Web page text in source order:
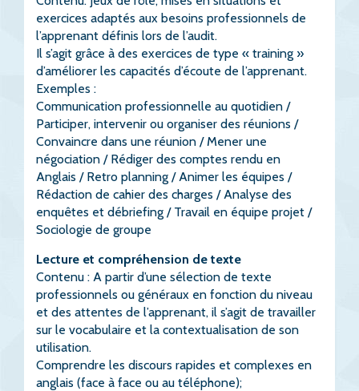
exercices adaptés aux besoins professionnels de
l’apprenant définis lors de l’audit.
Il s’agit grâce à des exercices de type « training »
d’améliorer les capacités d’écoute de l’apprenant.
Exemples :
Communication professionnelle au quotidien /
Participer, intervenir ou organiser des réunions /
Convaincre dans une réunion / Mener une
négociation / Rédiger des comptes rendu en
Anglais / Retro planning / Animer les équipes /
Rédaction de cahier des charges / Analyse des
enquêtes et débriefing / Travail en équipe projet /
Sociologie de groupe
Lecture et compréhension de texte
Contenu : A partir d’une sélection de texte
professionnels ou généraux en fonction du niveau
et des attentes de l’apprenant, il s’agit de travailler
sur le vocabulaire et la contextualisation de son
utilisation.
Comprendre les discours rapides et complexes en
anglais (face à face ou au téléphone);